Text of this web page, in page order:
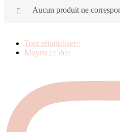
Aucun produit ne
Tout réinitialiser×
Moyen (>5h)×